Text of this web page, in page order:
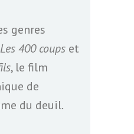
genres
Les 400 coups et
, le film
de
du deuil.